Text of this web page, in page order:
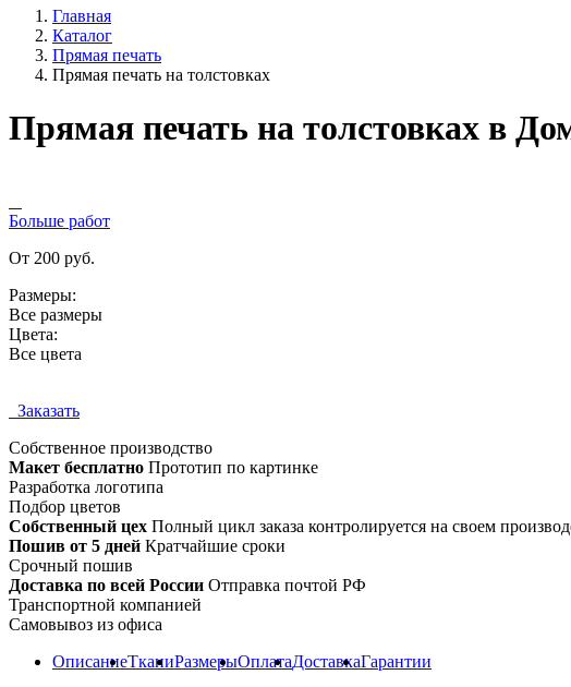
Главная
Каталог
Прямая печать
Прямая печать на толстовках
Прямая печать на толстовках в
Больше работ
От 200 руб.
Размеры:
Все размеры
Цвета:
Все цвета
Заказать
Собственное производство
Макет бесплатно Прототип по картинке
Разработка логотипа
Подбор цветов
Собственный цех Полный цикл заказа контролируется на своем
Пошив от 5 дней Кратчайшие сроки
Срочный пошив
Доставка по всей России Отправка почтой РФ
Транспортной компанией
Самовывоз из офиса
ОписаниеТканиРазмерыОплатаДоставкаГарантии